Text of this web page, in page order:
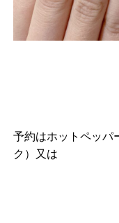
予約はホットペッパ
ク）
又は